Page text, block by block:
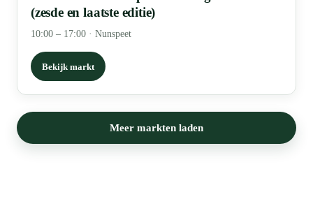
(zesde en laatste editie)
10:00 – 17:00 · Nunspeet
Bekijk markt
Meer markten laden